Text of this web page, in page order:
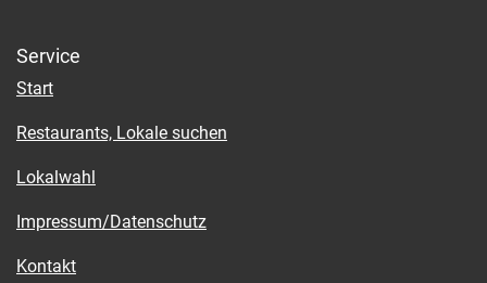
Service
Start
Restaurants, Lokale suchen
Lokalwahl
Impressum/Datenschutz
Kontakt